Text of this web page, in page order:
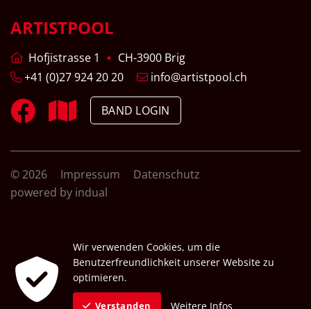
ARTISTPOOL
Hofjistrasse 1
CH-3900 Brig
+41 (0)27 924 20 20
info@artistpool.ch
BAND LOGIN
© 2026 Impressum
Datenschutz
powered by indual
Wir verwenden Cookies, um die
Benutzerfreundlichkeit unserer Website zu
optimieren.
Verstanden Weitere Infos